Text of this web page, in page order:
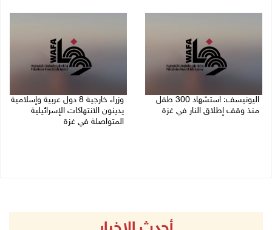
اليونيسف: استشهاد 300 طفل
منذ وقف إطلاق النار في غزة
وزراء خارجية 8 دول عربية وإسلامية
يدينون الانتهاكات الإسرائيلية
المتواصلة في غزة